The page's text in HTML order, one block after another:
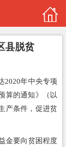
县脱贫
2020年中央专项
算的通知》（以
产条件，促进贫
金要向贫困程度